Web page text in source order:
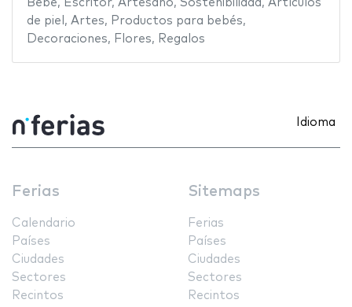
Bebé, Escritor, Artesano, Sostenibilidad , Artículos
de piel , Artes, Productos para bebés,
Decoraciones, Flores, Regalos
Idioma
Ferias
Calendario
Países
Ciudades
Sectores
Recintos
Sitemaps
Ferias
Países
Ciudades
Sectores
Recintos